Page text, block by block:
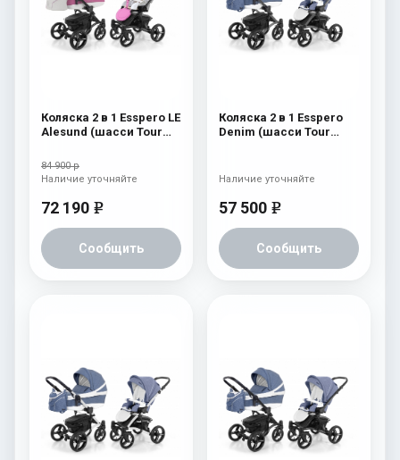
Коляска 2 в 1 Esspero LE
Alesund (шасси Tour
84 900 р
72 190 e
Сообщить
Наличие уточняйте
Коляска 2 в 1 Esspero
Denim (шасси Tour
57 500 e
Сообщить
Наличие уточняйте